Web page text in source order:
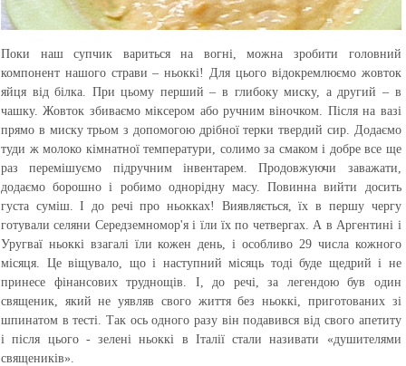
Поки наш супчик вариться на вогні, можна зробити головний
компонент нашого страви – ньоккі! Для цього відокремлюємо жовток
яйця від білка. При цьому перший – в глибоку миску, а другий – в
чашку. Жовток збиваємо міксером або ручним віночком. Після на вазі
прямо в миску трьом з допомогою дрібної терки твердий сир. Додаємо
туди ж молоко кімнатної температури, солимо за смаком і добре все ще
раз перемішуємо підручним інвентарем. Продовжуючи заважати,
додаємо борошно і робимо однорідну масу. Повинна вийти досить
густа суміш. І до речі про ньокках! Виявляється, їх в першу чергу
готували селяни Середземномор'я і їли їх по четвергах. А в Аргентині і
Уругваї ньоккі взагалі їли кожен день, і особливо 29 числа кожного
місяця. Це віщувало, що і наступний місяць тоді буде щедрий і не
принесе фінансових труднощів. І, до речі, за легендою був один
священик, який не уявляв свого життя без ньоккі, приготованих зі
шпинатом в тесті. Так ось одного разу він подавився від свого апетиту
і після цього - зелені ньоккі в Італії стали називати «душителями
священиків».